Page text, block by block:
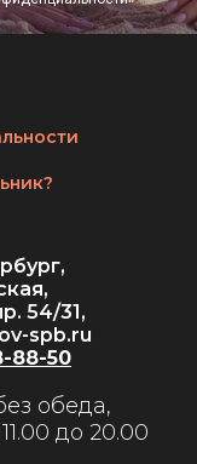
54/31,
spb.ru
88-50
обеда,
до 20.00